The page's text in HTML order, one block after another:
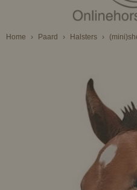
Home › Paard › Halsters ›